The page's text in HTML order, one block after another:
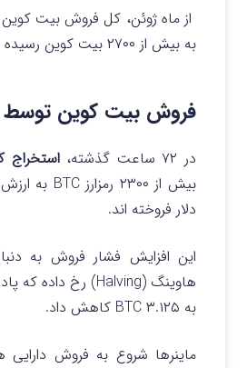
از ماه ژوئن، کل فروش بیت
به بیش از ۲۷۰۰ بیت کوین رسیده است.
فروش بیت کوین توسط
در ۷۲ ساعت گذشته،
استخراج
دلار فروخته اند.
این افزایش فشار فروش به
به ۳.۱۲۵ BTC کاهش داد.
ماینرها شروع به فروش